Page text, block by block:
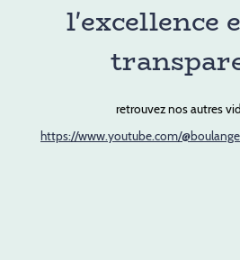
l'excellence
retrouvez nos autres
https://www.youtube.com/